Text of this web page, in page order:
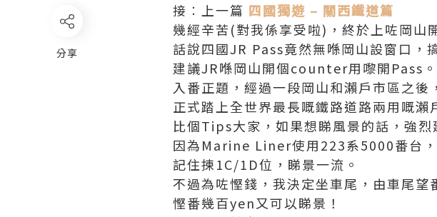
分享
接︰上一篇 四國獨遊 – 關西鐵道篇
幾經辛苦(對我係享受啦)，終於上咗岡山
話說四國JR Pass竟然無喺岡山設窗口，
建議JR喺岡山開個counter用嚟開Pass。
入番正題，經過一段岡山和瀨戶市區之後
正式踏上全世界最長嘅鐵路道路兩用嘅瀨
比個Tips大家，如果想睇風景的話，強烈
因為Marine Liner使用223系5000番台
記住揀1C/1D位，睇景一流。
不過為咗慳錢，我決定坐車尾，由車尾望
慳番幾百yen又可以睇景！